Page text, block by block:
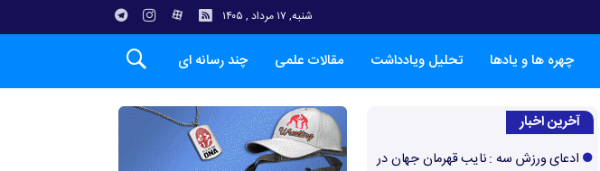
شنبه, ۱۷ مرداد , ۱۴۰۵
چهره ها و یادها تحلیل ویادداشت مقالات علمی چند رسانه ای
آخرین اخبار
ادعای ورزش سه : نایب قهرمان جهان در